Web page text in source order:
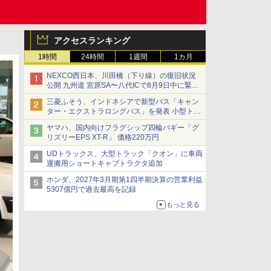
アクセスランキング
1時間 24時間 1週間 1カ月
NEXCO西日本、川田橋（下り線）の復旧状況
公開 九州道 宮原SA〜八代ICで8月9日中に緊急
車両を通行可能に
三菱ふそう、インドネシアで新型バス「キャン
ター・エクストラロングバス」を発表 小型トラ
ックベースの観光・旅客輸送向けバス
ヤマハ、国内向けフラグシップ四輪バギー「グ
リズリーEPS XT-R」 価格220万円
UDトラックス、大型トラック「クオン」に車両
運搬用ショートキャブトラクタ追加
ホンダ、2027年3月期第1四半期決算の営業利益
5307億円で過去最高を記録
もっと見る